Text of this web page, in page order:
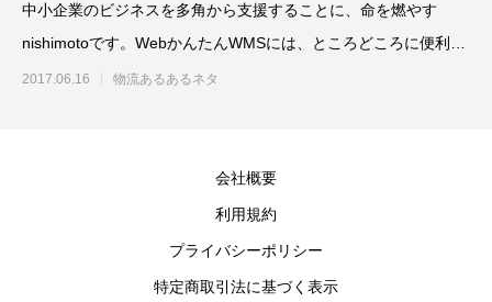
中小企業のビジネスを多角から支援することに、命を燃やす
nishimotoです。WebかんたんWMSには、ところどころに便利機
能が施さ
2017.06.16 物流あるあるネタ
会社概要
利用規約
プライバシーポリシー
特定商取引法に基づく表示